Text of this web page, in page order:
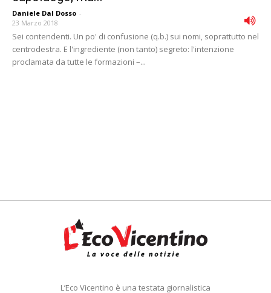
Daniele Dal Dosso -
23 Marzo 2018
Sei contendenti. Un po' di confusione (q.b.) sui nomi, soprattutto nel
centrodestra. E l'ingrediente (non tanto) segreto: l'intenzione
proclamata da tutte le formazioni –...
L’Eco Vicentino è una testata giornalistica